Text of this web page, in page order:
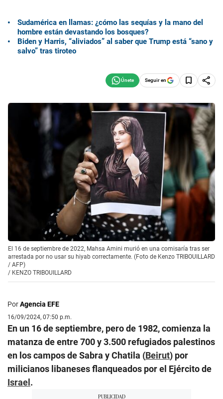
Sudamérica en llamas: ¿cómo las sequías y la mano del
hombre están devastando los bosques?
Biden y Harris, “aliviados” al saber que Trump está “sano y
salvo” tras tiroteo
Seguir en
El 16 de septiembre de 2022, Mahsa Amini murió en una comisaría tras ser
arrestada por no usar su hiyab correctamente. (Foto de Kenzo TRIBOUILLARD
/ AFP)
/ KENZO TRIBOUILLARD
PorAgencia EFE
16/09/2024, 07:50 p.m.
En un 16 de septiembre, pero de 1982, comienza la
matanza de entre 700 y 3.500 refugiados palestinos
en los campos de Sabra y Chatila (Beirut) por
milicianos libaneses flanqueados por el Ejército de
Israel.